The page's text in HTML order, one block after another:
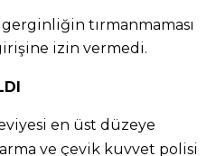
tırmanmaması
izin vermedi.
en üst düzeye
ve çevik kuvvet polisi